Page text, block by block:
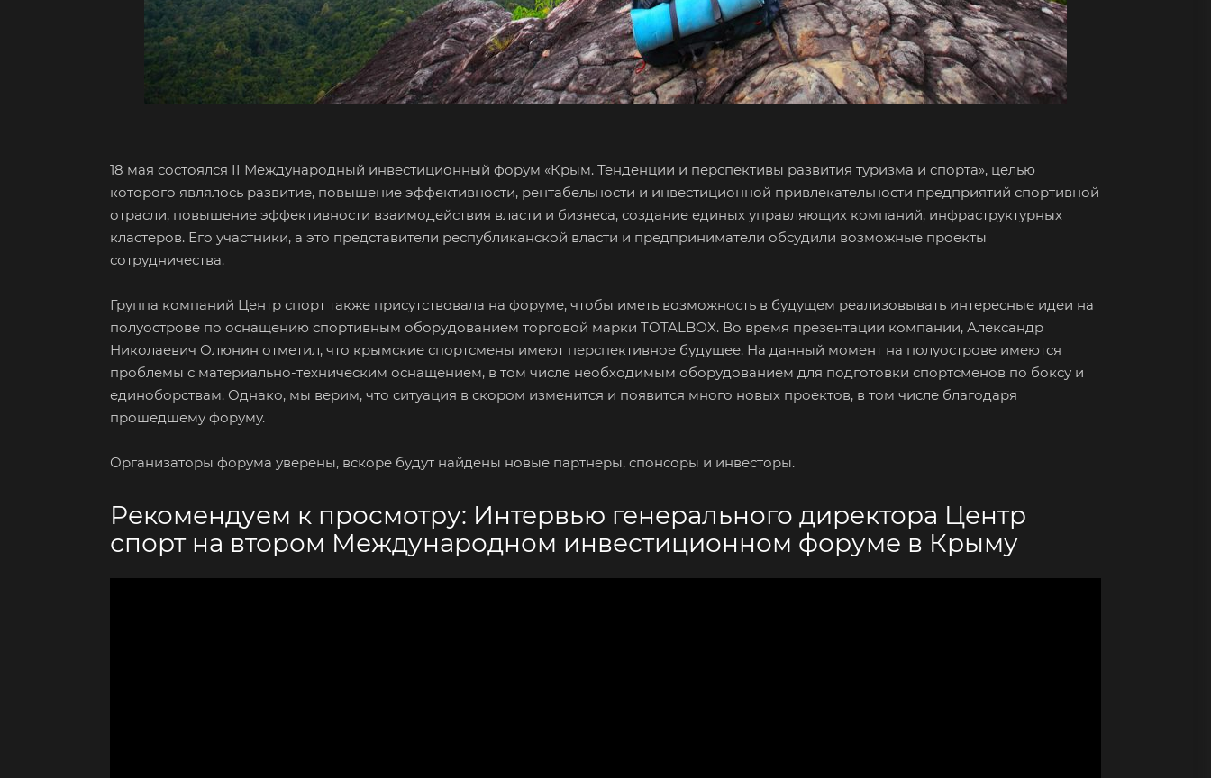
18 мая состоялся II Международный инвестиционный форум «Крым. Тенденции и перспективы развития туризма и спорта», целью
которого являлось развитие, повышение эффективности, рентабельности и инвестиционной привлекательности предприятий спортивной
отрасли, повышение эффективности взаимодействия власти и бизнеса, создание единых управляющих компаний, инфраструктурных
кластеров. Его участники, а это представители республиканской власти и предприниматели обсудили возможные проекты
сотрудничества.
Группа компаний Центр спорт также присутствовала на форуме, чтобы иметь возможность в будущем реализовывать интересные идеи на
полуострове по оснащению спортивным оборудованием торговой марки TOTALBOX. Во время презентации компании, Александр
Николаевич Олюнин отметил, что крымские спортсмены имеют перспективное будущее. На данный момент на полуострове имеются
проблемы с материально-техническим оснащением, в том числе необходимым оборудованием для подготовки спортсменов по боксу и
единоборствам. Однако, мы верим, что ситуация в скором изменится и появится много новых проектов, в том числе благодаря
прошедшему форуму.
Организаторы форума уверены, вскоре будут найдены новые партнеры, спонсоры и инвесторы.
Рекомендуем к просмотру: Интервью генерального директора Центр
спорт на втором Международном инвестиционном форуме в Крыму